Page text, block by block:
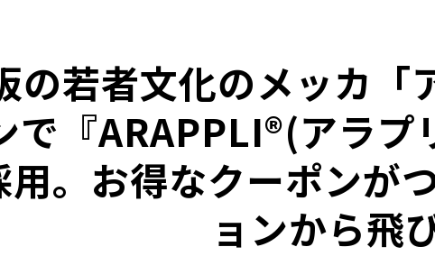
の若者文化のメッカ「
で『ARAPPLI®(アラ
用。お得なクーポンが
ョンから飛